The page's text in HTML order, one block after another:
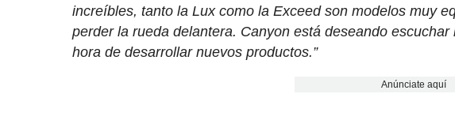
increíbles, tanto la Lux como la Exceed son modelos muy
perder la rueda delantera. Canyon está deseando
hora de desarrollar nuevos productos.”
Anúnciate aquí